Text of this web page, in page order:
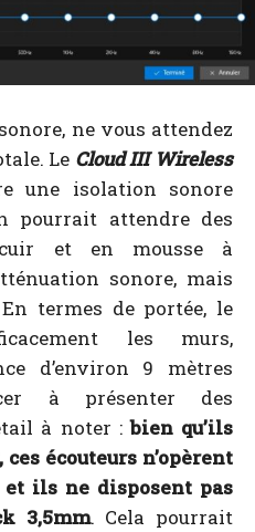
ne vous attendez
Le Cloud III Wireless
une isolation sonore
pourrait attendre des
et en mousse à
sonore, mais
termes de portée, le
les murs,
d’environ 9 mètres
à présenter des
à noter :bien qu’ils
écouteurs n’opèrent
ils ne disposent pas
3,5mm. Cela pourrait